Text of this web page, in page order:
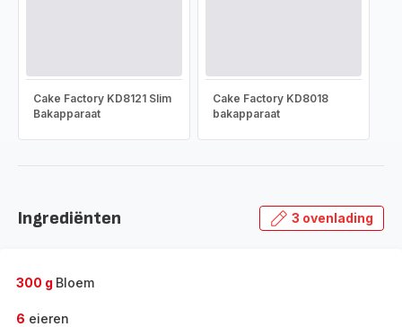
Cake Factory KD8121 Slim
Bakapparaat
Cake Factory KD8018
bakapparaat
Ingrediënten 3 ovenlading
300 g Bloem
6 eieren